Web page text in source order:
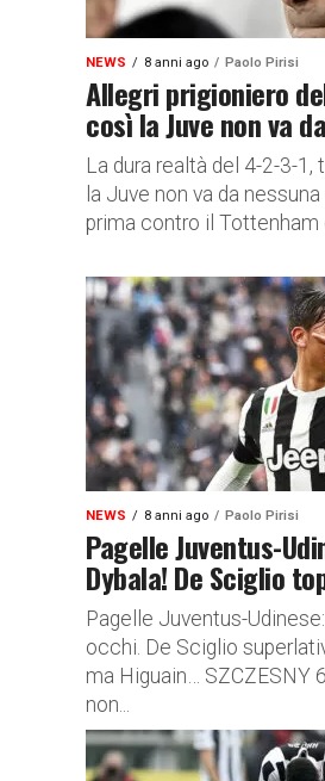
NEWS 8 anni ago Paolo Pirisi
Allegri prigioniero
così la Juve non va
La dura realtà del 4-2-3-
la Juve non va da
prima contro il Tottenham
NEWS 8 anni ago Paolo Pirisi
Pagelle Juventus-
Dybala! De Sciglio
Pagelle Juventus-
occhi. De Sciglio
ma Higuain… SZCZESNY
non...